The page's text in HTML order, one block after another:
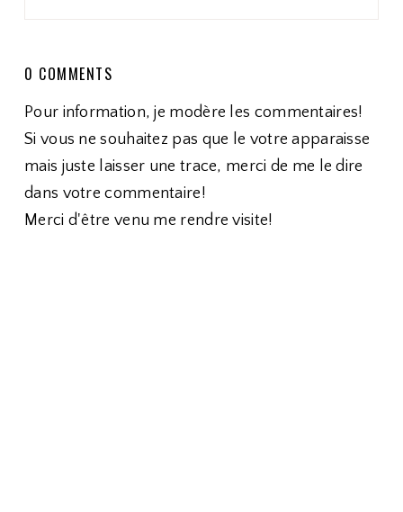
0 COMMENTS
Pour information, je modère les commentaires!
Si vous ne souhaitez pas que le votre apparaisse
mais juste laisser une trace, merci de me le dire
dans votre commentaire!
Merci d'être venu me rendre visite!